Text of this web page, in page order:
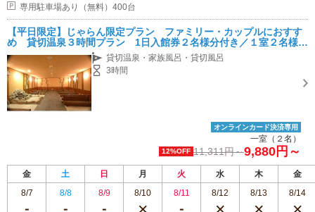
専用駐車場あり（無料）400台
【平日限定】じゃらん限定プラン ファミリー・カップルにおすす
め 貸切温泉３時間プラン 1日入館券２名様分付き／１室２名様料
金
貸切温泉・家族風呂・貸切風呂
3時間
オンラインカード決済専用
一室（２名）
12%OFF 11,311円～9,880円～
金 土 日 月 火 水 木
金
8/7
8/8 8/9 8/10 8/11 8/12 8/13 8/14